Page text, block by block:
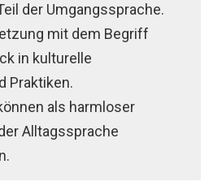
der Umgangssprache.
mit dem Begriff
in kulturelle
Praktiken.
als harmloser
Alltagssprache